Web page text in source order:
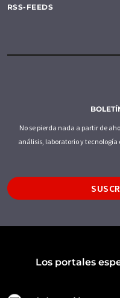
RSS-FEEDS
No se pierda nada a partir de
análisis, laboratorio y tecnología
Los portales